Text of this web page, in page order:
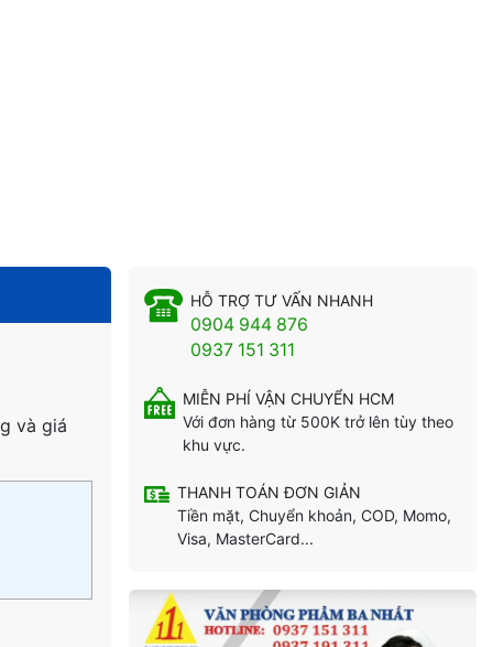
và giá
HỖ TRỢ TƯ VẤN NHANH
0904 944 876
0937 151 311
MIỄN PHÍ VẬN CHUYỂN HCM
Với đơn hàng từ 500K trở lên tùy theo
khu vực.
THANH TOÁN ĐƠN GIẢN
Tiền mặt, Chuyển khoản, COD, Momo,
Visa, MasterCard...